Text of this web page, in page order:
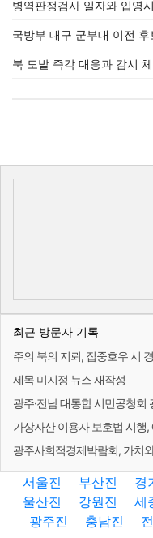
병역판정검사 일자와 입영
국방부 대구 군부대 이전
북 도발 즉각 대응과 감시
최근 방문자 기록
주의 북의 지뢰, 집중호우 시
제목 미지정 뉴스 재작성
광주·전남 대통합 시민공청회
가상자산 이용자 보호법 시행
광주사회적경제박람회, 가치
서울진 부산진 경
울산진
강원진 세
광주진
충남진